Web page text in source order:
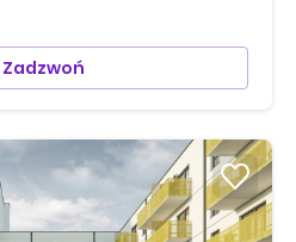
Zadzwoń